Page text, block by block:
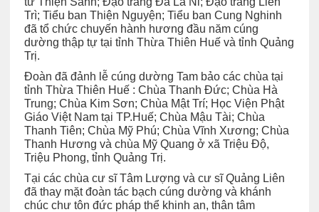
Trì; Tiểu ban Thiện Nguyện; Tiểu ban Cung Nghinh
đã tổ chức chuyến hành hương đầu năm cúng
dường thập tự tại tỉnh Thừa Thiên Huế và tỉnh Quảng
Trị.
Đoàn đã đảnh lễ cúng dường Tam bảo các chùa tại
tỉnh Thừa Thiên Huế : Chùa Thanh Đức; Chùa Hà
Trung; Chùa Kim Sơn; Chùa Mật Trí; Học Viện Phật
Giáo Việt Nam tại TP.Huế; Chùa Mậu Tài; Chùa
Thanh Tiên; Chùa Mỹ Phú; Chùa Vĩnh Xương; Chùa
Thanh Hương và chùa Mỹ Quang ở xã Triệu Độ,
Triệu Phong, tỉnh Quảng Trị.
Tại các chùa cư sĩ Tâm Lượng và cư sĩ Quảng Liên
đã thay mặt đoàn tác bạch cúng dường và khánh
chúc chư tôn đức pháp thể khinh an, thân tâm